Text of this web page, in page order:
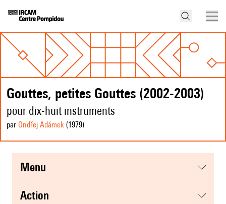
Gouttes, petites Gouttes (2002-2003)
pour dix-huit instruments
par Ondřej Adámek (1979)
menu
action